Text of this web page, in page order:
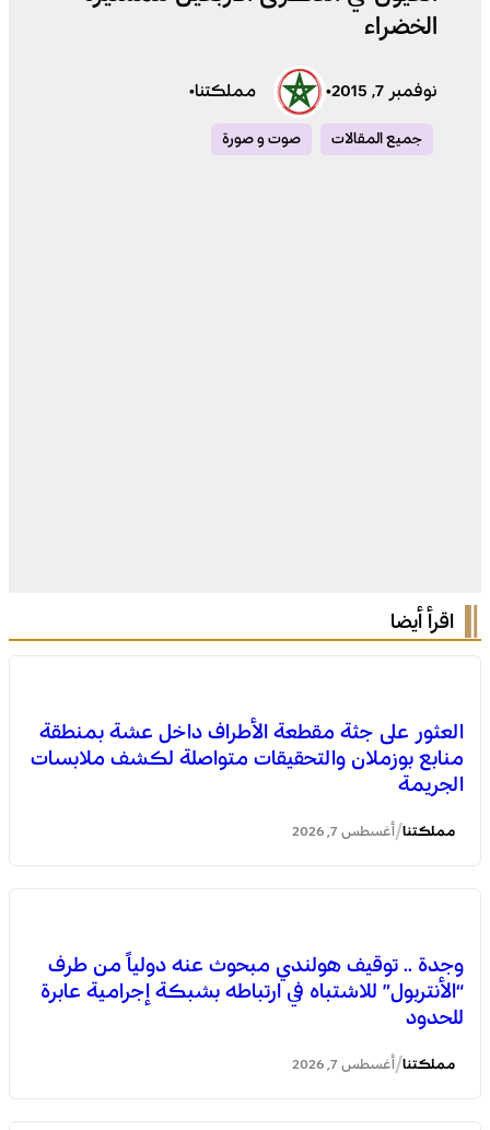
الخضراء
نوفمبر 7, 2015 • مملكتنا•
جميع المقالات صوت و صورة
اقرأ أيضا
العثور على جثة مقطعة الأطراف داخل عشة بمنطقة
منابع بوزملان والتحقيقات متواصلة لكشف ملابسات
الجريمة
مملكتنا/ أغسطس 7, 2026
وجدة .. توقيف هولندي مبحوث عنه دولياً من طرف
“الأنتربول” للاشتباه في ارتباطه بشبكة إجرامية عابرة
للحدود
مملكتنا/ أغسطس 7, 2026
لسان الهدهد !